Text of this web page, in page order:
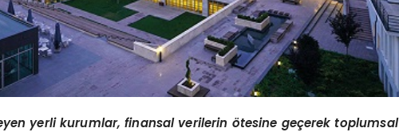
yerli kurumlar, finansal verilerin ötesine geçerek toplumsal